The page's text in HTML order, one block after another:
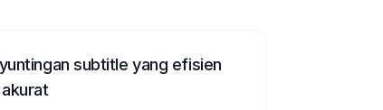
subtitle yang efisien